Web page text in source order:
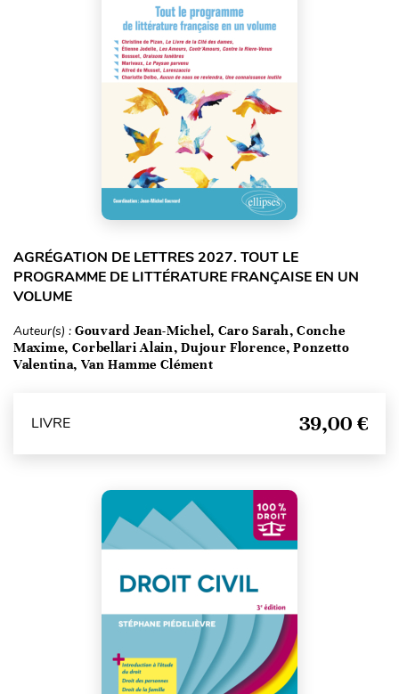
AGRÉGATION DE LETTRES 2027. TOUT LE
PROGRAMME DE LITTÉRATURE FRANÇAISE EN UN
VOLUME
Auteur(s) : Gouvard Jean-Michel, Caro Sarah, Conche
Maxime, Corbellari Alain, Dujour Florence, Ponzetto
Valentina, Van Hamme Clément
LIVRE 39,00 €